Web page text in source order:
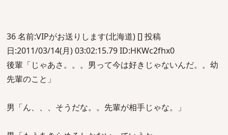
36 名前:VIPがお送りします(北海道) [] 投稿
日:2011/03/14(月) 03:02:15.79 ID:HKWc2fhx0
後輩「じゃあさ。。。男って今は好きじゃないんだ。。幼
先輩のこと」
男「ん、、、そうだな。。先輩が相手じゃな。」